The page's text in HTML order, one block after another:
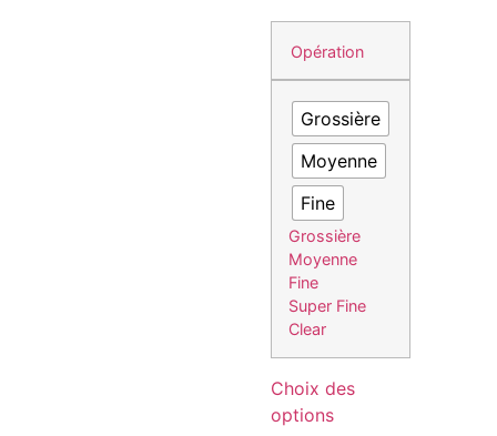
Opération
Grossière
Moyenne
Fine
Grossière
Moyenne
Fine
Super Fine
Clear
Choix des
options